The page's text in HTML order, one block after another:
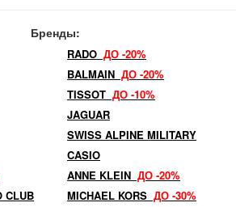
Бренды:
RADO ДО -20%
BALMAIN ДО -20%
TISSOT ДО -10%
JAGUAR
SWISS ALPINE MILITARY
CASIO
ANNE KLEIN ДО -20%
CLUB
MICHAEL KORS ДО -30%